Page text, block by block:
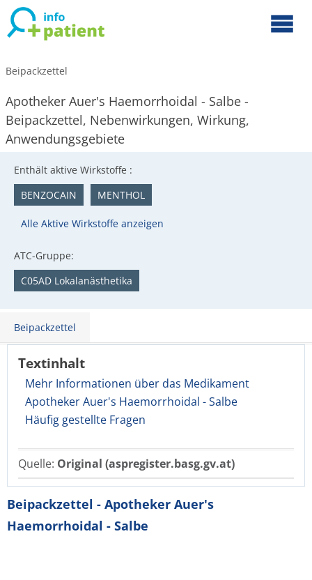
Beipackzettel
Apotheker Auer's Haemorrhoidal - Salbe -
Beipackzettel, Nebenwirkungen, Wirkung,
Anwendungsgebiete
Enthält aktive Wirkstoffe :
BENZOCAIN
MENTHOL
Alle Aktive Wirkstoffe anzeigen
ATC-Gruppe:
C05AD Lokalanästhetika
Beipackzettel
Textinhalt
Mehr Informationen über das Medikament
Apotheker Auer's Haemorrhoidal - Salbe
Häufig gestellte Fragen
Quelle: Original (aspregister.basg.gv.at)
Beipackzettel - Apotheker Auer's
Haemorrhoidal - Salbe